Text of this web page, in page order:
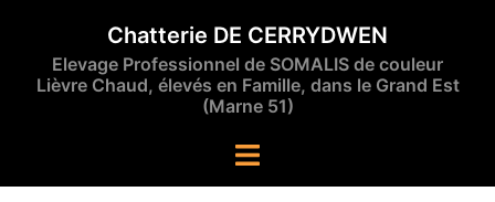
contenu
Chatterie DE CERRYDWEN
Elevage Professionnel de SOMALIS de couleur
Lièvre Chaud, élevés en Famille, dans le Grand Est
(Marne 51)
Ouvrir/fermer